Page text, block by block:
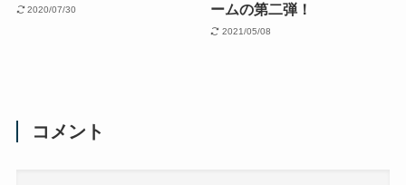
2020/07/30
ームの第二弾！
2021/05/08
コメント